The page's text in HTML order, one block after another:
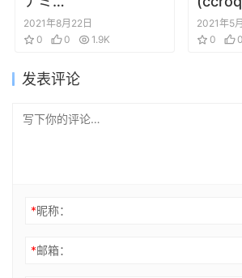
(minamichando_jo)
PIXIV图片包
2021年8月22日
0
0 1.9K
片包
2021年5
0
0
发表评论
*昵称：
*邮箱：